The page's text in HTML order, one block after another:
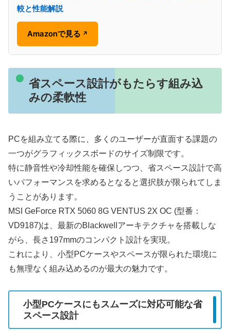
較と性能解説
Amazonで見る ↗
省スペース設計がもたらす組み込
みの柔軟性
PCを組み立てる際に、多くのユーザーが直面する課題の
一つがグラフィックスボードのサイズ制限です。
特に静音性や冷却性能を確保しつつ、省スペース設計で高
いパフォーマンスを求めるとなると選択肢が限られてしま
うことがあります。
MSI GeForce RTX 5060 8G VENTUS 2X OC (型番：
VD9187)は、最新のBlackwellアーキテクチャを搭載しな
がら、長さ197mmのコンパクト設計を実現。
これにより、小型PCケースやスペースが限られた環境に
も無理なく組み込めるのが最大の魅力です。
小型PCケースにもスムーズに対応可能な省
スペース設計